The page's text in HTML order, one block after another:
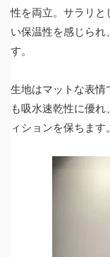
性を両立。サラリと
い保温性を感じられ
す。
生地はマットな表情
も吸水速乾性に優
ィションを保ちます。